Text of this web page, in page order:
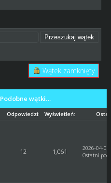
Wątek zamknięty
Podobne wątki…
Odpowiedzi: Wyświetleń:
12 1,061
2026-04-
Ostatni post